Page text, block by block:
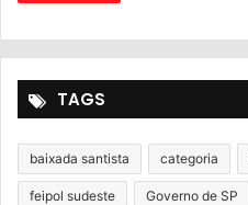
TAGS
baixada santista categoria
feipol sudeste Governo de SP